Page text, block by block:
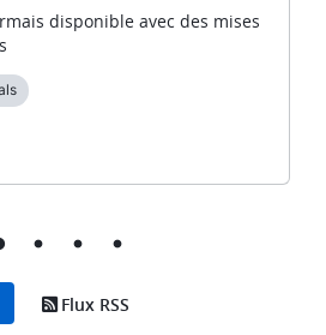
disponible avec des mises
Flux RSS